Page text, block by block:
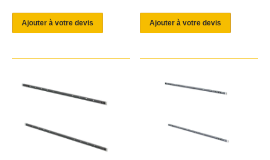
Ajouter à votre devis Ajouter à votre devis